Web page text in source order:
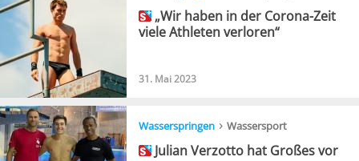
„Wir haben in der Corona-Zeit
viele Athleten verloren“
31. Mai 2023
Wasserspringen › Wassersport
Julian Verzotto hat Großes vor